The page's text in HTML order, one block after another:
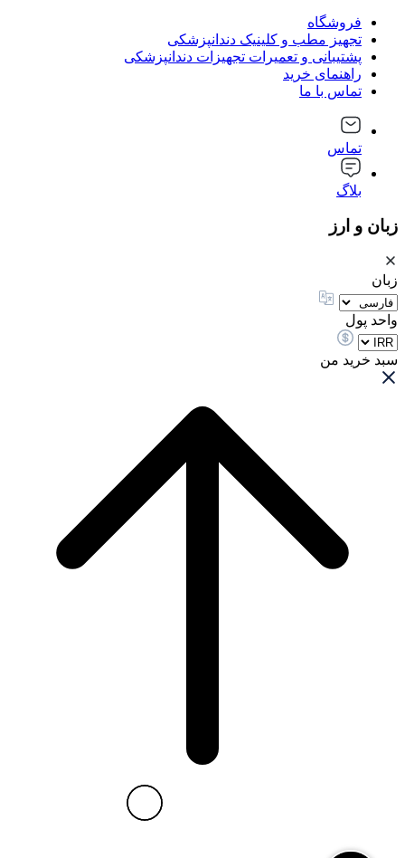
فروشگاه
تجهیز مطب و کلینیک دندانپزشکی
پشتیبانی و تعمیرات تجهیزات دندانپزشکی
راهنمای خرید
تماس با ما
تماس
بلاگ
زبان و ارز
زبان
واحد پول
سبد خرید من